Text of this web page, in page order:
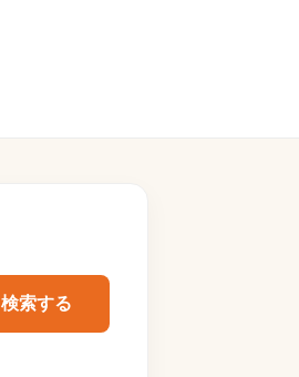
検索する